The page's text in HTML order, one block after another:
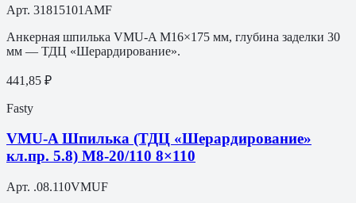
Арт. 31815101AMF
Анкерная шпилька VMU-A M16×175 мм, глубина заделки 30
мм — ТДЦ «Шерардирование».
441,85 ₽
Fasty
VMU-A Шпилька (ТДЦ «Шерардирование»
кл.пр. 5.8) M8-20/110 8×110
Арт. .08.110VMUF